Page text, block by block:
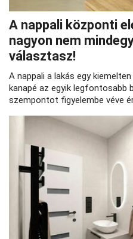
A nappali központi
nagyon nem
választasz!
A nappali a lakás egy
kanapé az egyik legfontosabb
szempontot figyelembe véve